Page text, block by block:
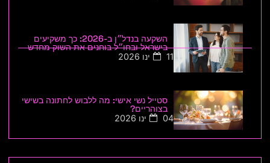
השקעה בנדל״ן ב-2026: כך משקיעים
בישראל ובחו״ל בוחנים את השוק מחדש
11 ינו 2026
סטייל נשי אישי: מה ללבוש לחתונה בשישי
בצוהריים?
04 ינו 2026